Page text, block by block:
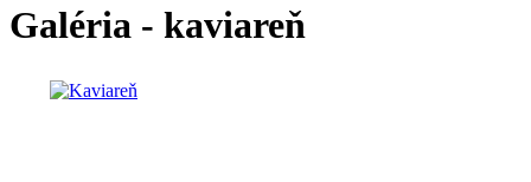
Galéria - kaviareň